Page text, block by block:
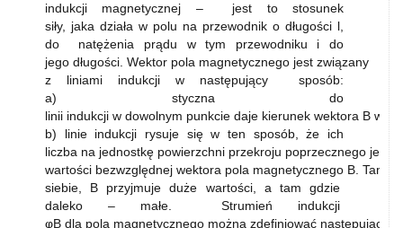
indukcji magnetycznej – jest to stosunek
siły, jaka działa w polu na przewodnik o długości l,
do natężenia prądu w tym przewodniku i do
jego długości. Wektor pola magnetycznego jest związany
z liniami indukcji w następujący sposób:
a) styczna do
linii indukcji w dowolnym punkcie daje kierunek wektora B w
b) linie indukcji rysuje się w ten sposób, że ich
liczba na jednostkę powierzchni przekroju poprzecznego jest
wartości bezwzględnej wektora pola magnetycznego B. Tam
siebie, B przyjmuje duże wartości, a tam gdzie
daleko – małe. Strumień indukcji
φB dla pola magnetycznego można zdefiniować następująco: